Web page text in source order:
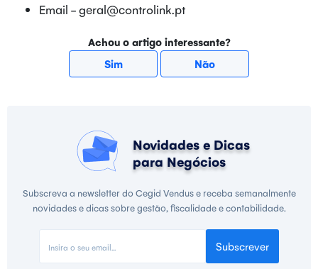
Email - geral@controlink.pt
Achou o artigo interessante?
Sim
Não
Novidades e Dicas
para Negócios
Subscreva a newsletter do Cegid Vendus e receba semanalmente
novidades e dicas sobre gestão, fiscalidade e contabilidade.
Subscrever